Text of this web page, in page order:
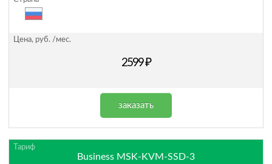
2599 ₽
заказать
Business MSK-KVM-SSD-3